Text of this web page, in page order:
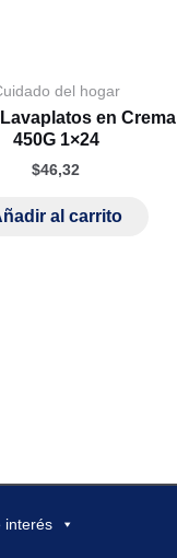
del hogar
en Crema
450G 1×24
$46,32
al carrito
interés